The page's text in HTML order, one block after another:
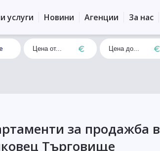
услуги Новини Агенции За нас
за продажба в
Търговище